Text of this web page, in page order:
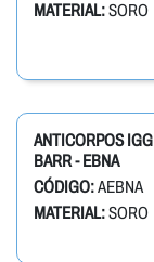
MATERIAL:SORO
ANTICORPOS
BARR - EBNA
CÓDIGO:AEBNA
MATERIAL:SORO